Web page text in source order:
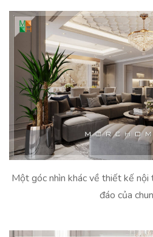
Một góc nhìn khác về thiết kế
đáo của